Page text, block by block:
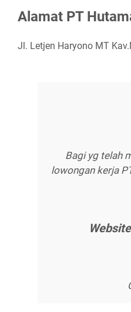
Alаmаt PT
Jl. Letjen Haryono MT
Bagi yg telah
lowongan kerja